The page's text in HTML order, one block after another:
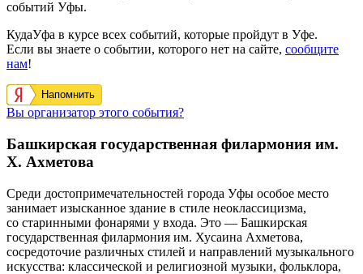
событий Уфы.
КудаУфа в курсе всех событий, которые пройдут в Уфе.
Если вы знаете о событии, которого нет на сайте, сообщите
нам!
Напомнить
Вы организатор этого события?
Башкирская государственная филармония им.
Х. Ахметова
Среди достопримечательностей города Уфы особое место
занимает изысканное здание в стиле неоклассицизма,
со старинными фонарями у входа. Это — Башкирская
государственная филармония им. Хусаина Ахметова,
сосредоточие различных стилей и направлений музыкального
искусства: классической и религиозной музыки, фольклора,